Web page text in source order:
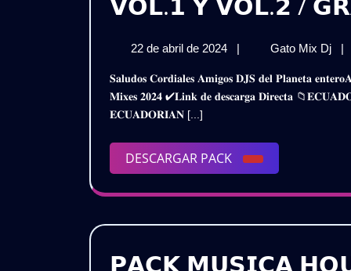
22 de abril de 2024
22
abril
de
| Gato Mix Dj
–
|
𝐒𝐚𝐥𝐮𝐝𝐨𝐬 𝐂𝐨𝐫𝐝𝐢𝐚𝐥𝐞𝐬 𝐀𝐦𝐢𝐠𝐨𝐬 𝐃𝐉𝐒 𝐝𝐞𝐥 𝐏𝐥𝐚𝐧𝐞𝐭𝐚 𝐞𝐧𝐭𝐞𝐫𝐨𝐀𝐪𝐮𝐢 𝐥𝐞𝐬 𝐏𝐫𝐞𝐬𝐞𝐧𝐭𝐨 𝐞𝐬𝐭𝐞 𝐌𝐞𝐠𝐚 𝐀𝐩𝐨𝐫𝐭𝐞𝐄𝐜𝐮𝐚𝐝𝐨𝐫𝐢𝐚𝐧 𝐑𝐞𝐦𝐢𝐱 – 𝐏𝐚𝐜𝐤
𝐌𝐢𝐱𝐞𝐬 𝟐𝟎𝟐𝟒 ✔𝐋𝐢𝐧𝐤 𝐝𝐞 𝐝𝐞𝐬𝐜𝐚𝐫𝐠𝐚 𝐃𝐢𝐫𝐞𝐜𝐭𝐚
𝐄𝐂𝐔𝐀𝐃𝐎𝐑𝐈𝐀𝐍 [...]
DESCARGAR PACK
DESCARGAR
PACK
𝗣𝗔𝗖𝗞 𝗠𝗨𝗦𝗜𝗖𝗔